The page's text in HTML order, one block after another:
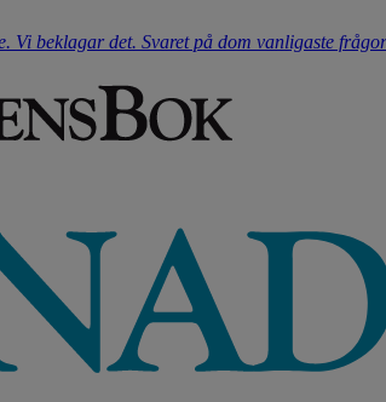
Vi beklagar det. Svaret på dom vanligaste